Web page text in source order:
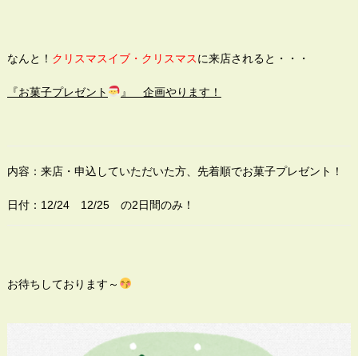
なんと！ クリスマスイブ・クリスマスに来店されると・・・
『お菓子プレゼント 』 企画やります！
内容：来店・申込していただいた方、先着順でお菓子プレゼント！
日付：12/24 12/25 の2日間のみ！
お待ちしております～